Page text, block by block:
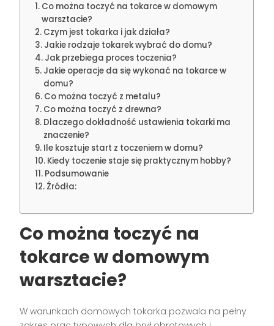
Co można toczyć na tokarce w domowym
warsztacie?
Czym jest tokarka i jak działa?
Jakie rodzaje tokarek wybrać do domu?
Jak przebiega proces toczenia?
Jakie operacje da się wykonać na tokarce w
domu?
Co można toczyć z metalu?
Co można toczyć z drewna?
Dlaczego dokładność ustawienia tokarki ma
znaczenie?
Ile kosztuje start z toczeniem w domu?
Kiedy toczenie staje się praktycznym hobby?
Podsumowanie
Źródła:
Co można toczyć na
tokarce w domowym
warsztacie?
W warunkach domowych tokarka pozwala na pełny